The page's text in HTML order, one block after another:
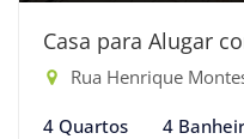
Casa para Alugar
Rua Henrique
4 Quartos 4